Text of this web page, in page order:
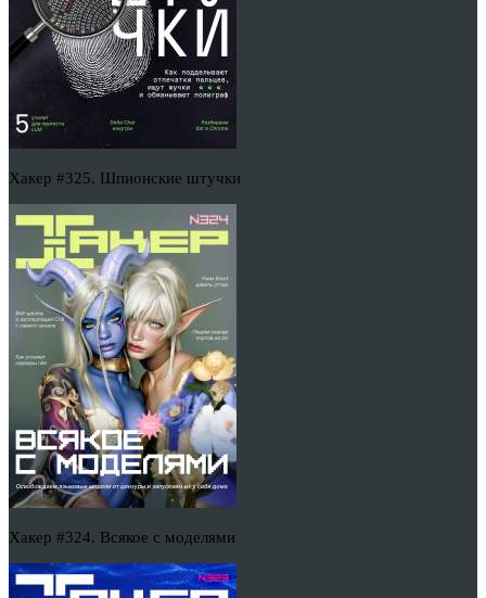
Хакер #325. Шпионские штучки
Хакер #324. Всякое с моделями